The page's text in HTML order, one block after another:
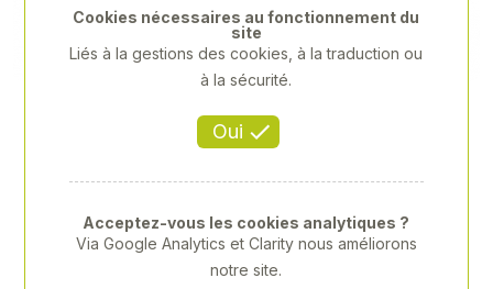
Oui
Cookies nécessaires au fonctionnement du
site
Liés à la gestions des cookies, à la traduction ou
à la sécurité.
Acceptez-vous les cookies analytiques ?
Via Google Analytics et Clarity nous améliorons
notre site.